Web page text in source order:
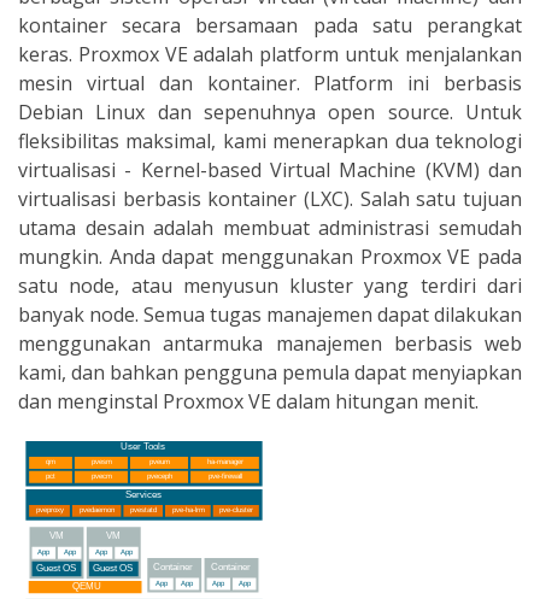
kontainer secara bersamaan pada satu perangkat
keras. Proxmox VE adalah platform untuk menjalankan
mesin virtual dan kontainer. Platform ini berbasis
Debian Linux dan sepenuhnya open source. Untuk
fleksibilitas maksimal, kami menerapkan dua teknologi
virtualisasi - Kernel-based Virtual Machine (KVM) dan
virtualisasi berbasis kontainer (LXC). Salah satu tujuan
utama desain adalah membuat administrasi semudah
mungkin. Anda dapat menggunakan Proxmox VE pada
satu node, atau menyusun kluster yang terdiri dari
banyak node. Semua tugas manajemen dapat dilakukan
menggunakan antarmuka manajemen berbasis web
kami, dan bahkan pengguna pemula dapat menyiapkan
dan menginstal Proxmox VE dalam hitungan menit.